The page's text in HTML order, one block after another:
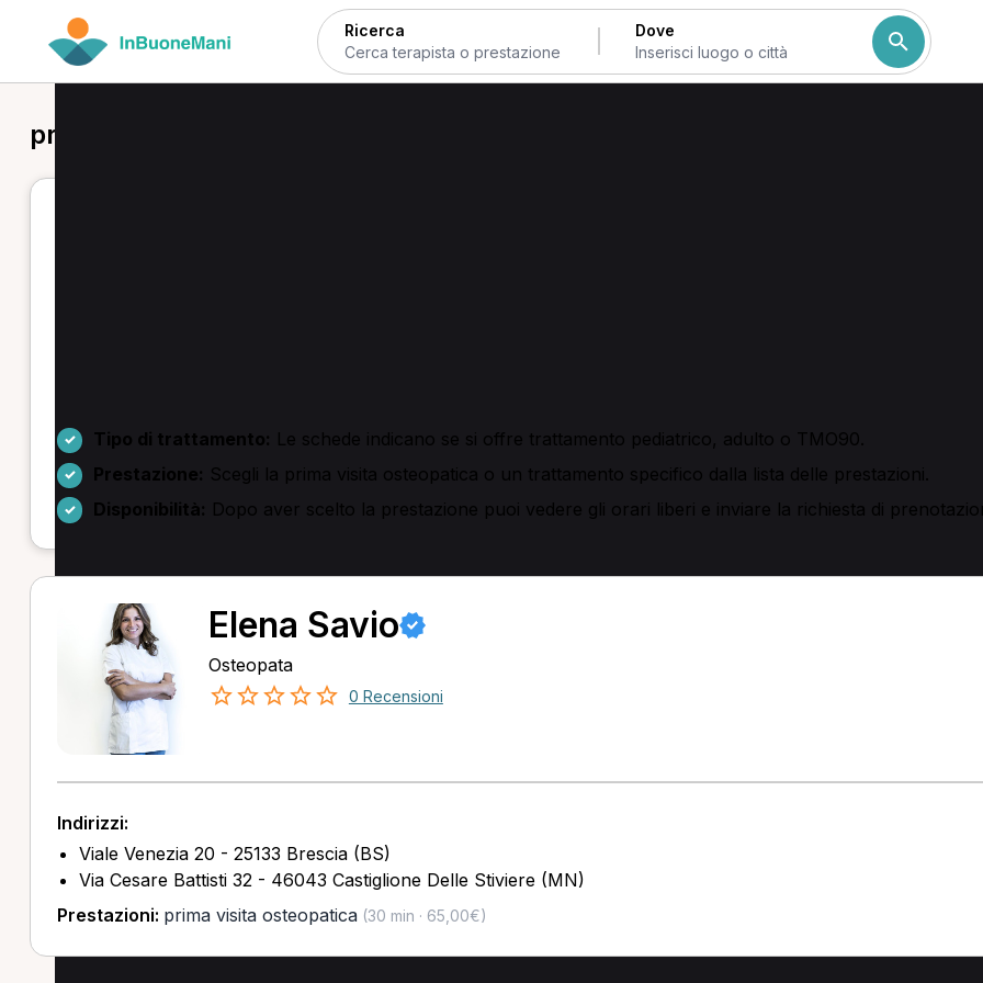
Ricerca Dove
prima visita osteopatica in provincia di Mantova
Tipo di trattamento: Le schede indicano se si offre trattamento pediatrico, adulto o TMO90.
Prestazione: Scegli la prima visita osteopatica o un trattamento specifico dalla lista delle prestazioni.
Disponibilità: Dopo aver scelto la prestazione puoi vedere gli orari liberi e inviare la richiesta di
Elena Savio
Osteopata
0 Recensioni
Indirizzi:
Viale Venezia 20 - 25133 Brescia (BS)
Via Cesare Battisti 32 - 46043 Castiglione Delle Stiviere (MN)
Prestazioni: prima visita osteopatica(30 min · 65,00€)